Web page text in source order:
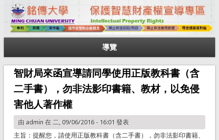
導覽
智財局來函宣導請同學使用正版教科書（含
二手書），勿非法影印書籍、教材，以免侵
害他人著作權
由 admin在 二, 09/06/2016 - 16:01 發表
主旨：提醒您，請使用正版教科書（含二手書），勿非法影印書籍、